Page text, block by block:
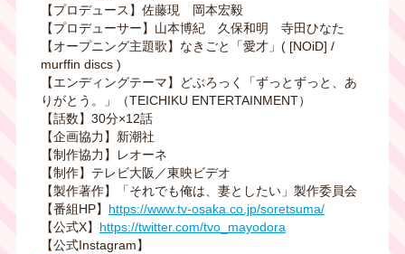
【プロデュース】佐藤現 岡本宏毅
【プロデューサー】山本博紀 久保和明 寺田ひなた
【オープニング主題歌】なきごと「愛才」( [NOiD] /
murffin discs )
【エンディングテーマ】どぶろっく「ずっとずっと、あ
りがとう。」（TEICHIKU ENTERTAINMENT）
【話数】30分×12話
【企画協力】新潮社
【制作協力】レオーネ
【制作】テレビ大阪／東映ビデオ
【製作著作】「それでも俺は、妻としたい」製作委員会
【番組HP】 https://www.tv-osaka.co.jp/soretsuma/
【公式X】 https://twitter.com/tvo_mayodora
【公式Instagram】